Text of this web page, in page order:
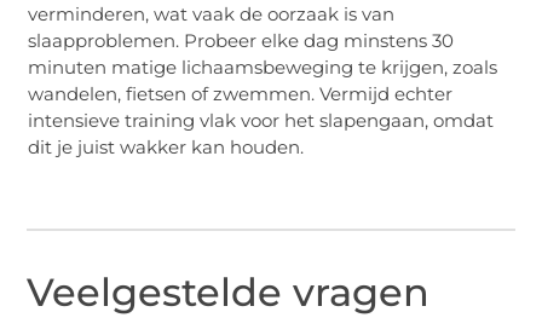
verminderen, wat vaak de oorzaak is van
slaapproblemen. Probeer elke dag minstens 30
minuten matige lichaamsbeweging te krijgen, zoals
wandelen, fietsen of zwemmen. Vermijd echter
intensieve training vlak voor het slapengaan, omdat
dit je juist wakker kan houden.
Veelgestelde vragen